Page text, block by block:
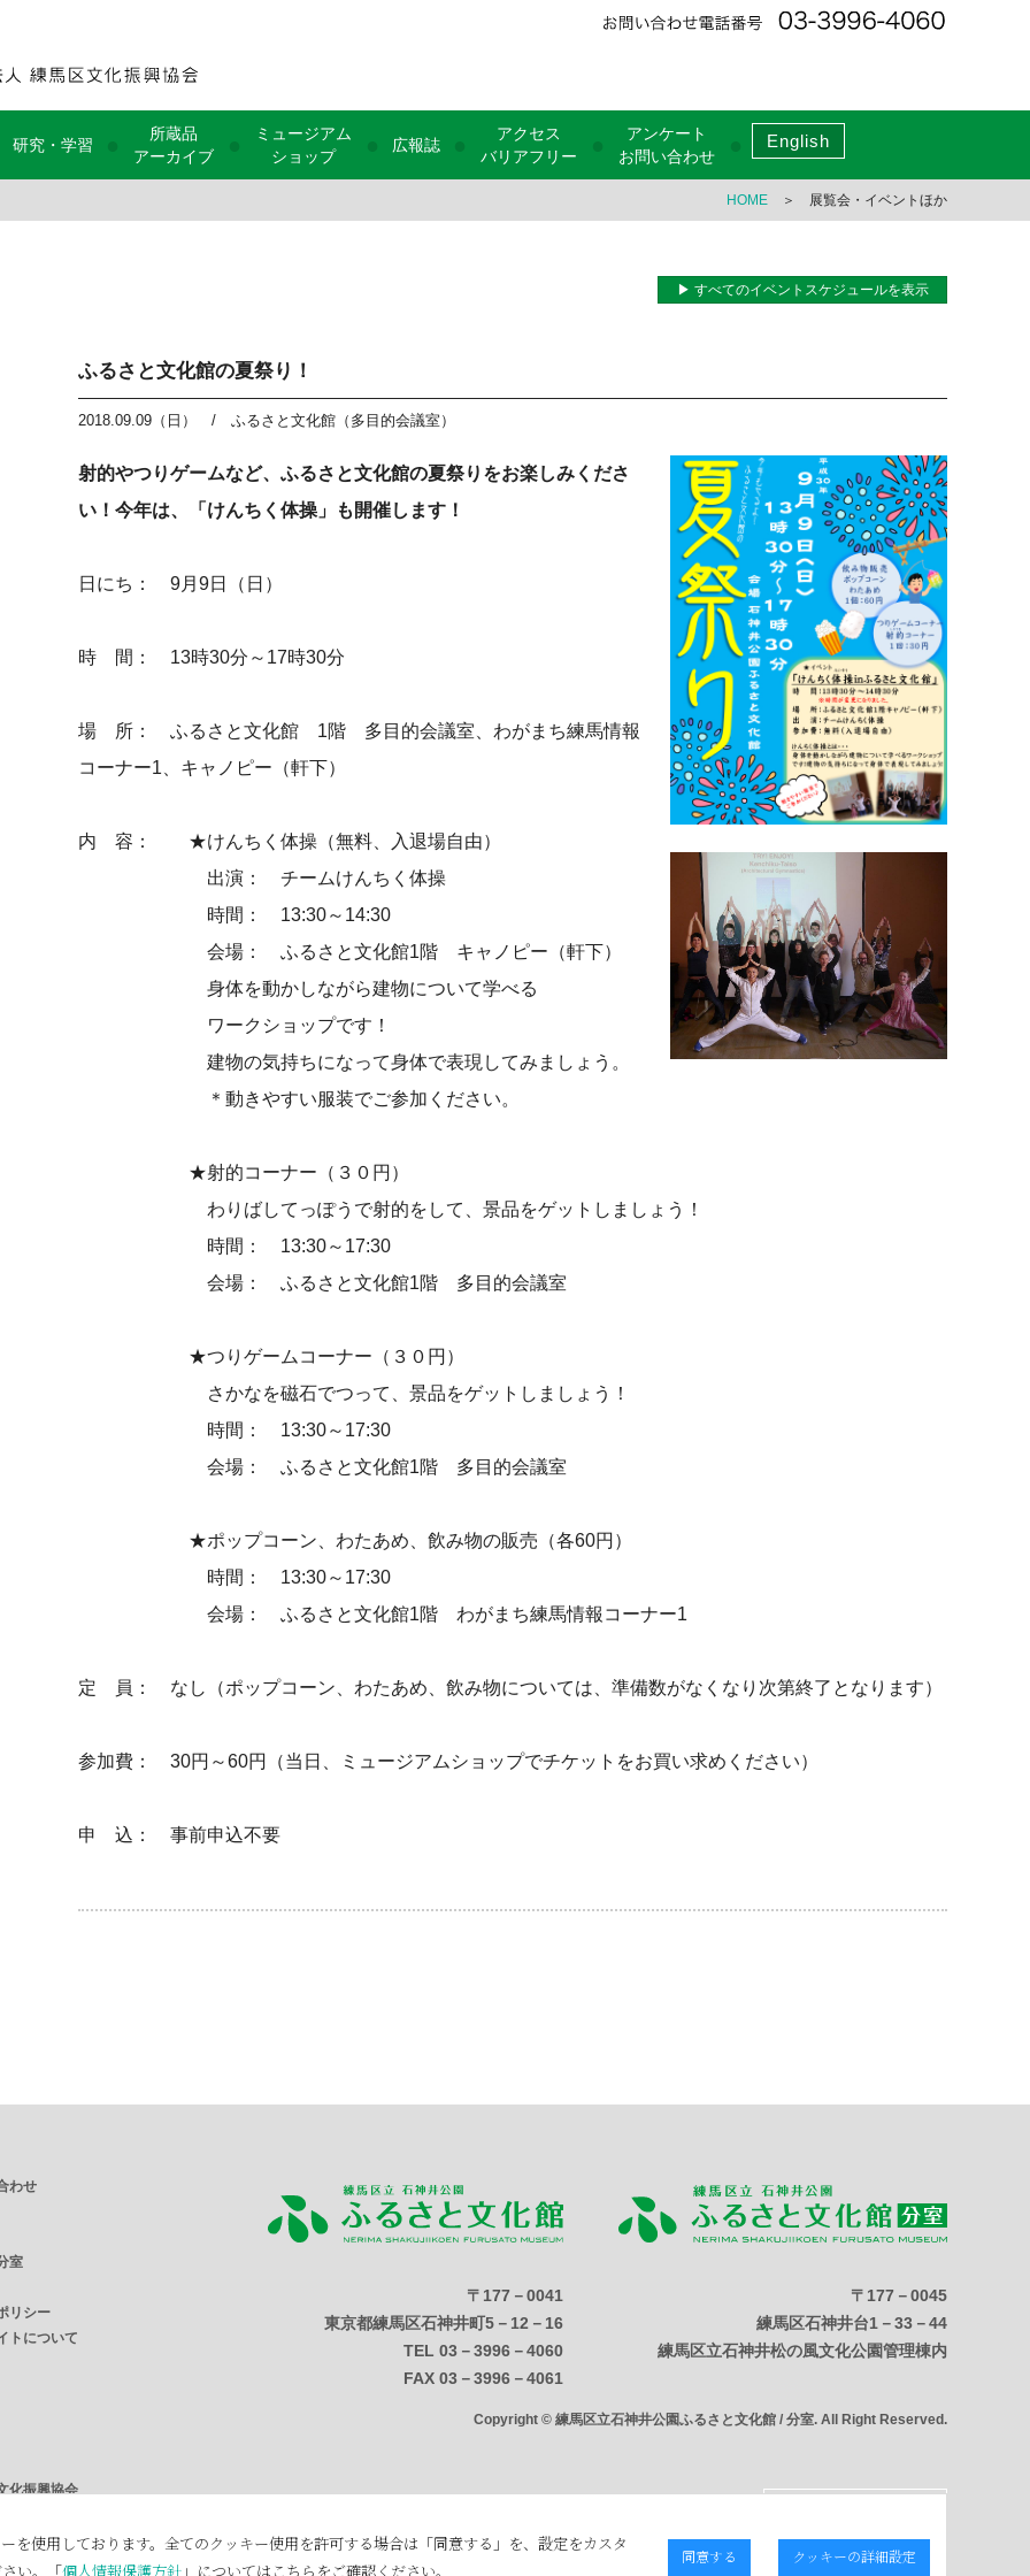
研究・学習
所蔵品
アーカイブ
ミュージアム
ショップ
広報誌
アクセス
バリアフリー
アンケート
お問い合わせ
English
HOME ＞ 展覧会・イベントほか
▶ すべてのイベントスケジュールを表示
ふるさと文化館の夏祭り！
2018.09.09（日） / ふるさと文化館（多目的会議室）
射的やつりゲームなど、ふるさと文化館の夏祭りをお楽しみくださ
い！今年は、「けんちく体操」も開催します！
日にち： 9月9日（日）
時 間： 13時30分～17時30分
場 所： ふるさと文化館 1階 多目的会議室、わがまち練馬情報
コーナー1、キャノピー（軒下）
内 容： ★けんちく体操（無料、入退場自由）
出演： チームけんちく体操
時間： 13:30～14:30
会場： ふるさと文化館1階 キャノピー（軒下）
身体を動かしながら建物について学べる
ワークショップです！
建物の気持ちになって身体で表現してみましょう。
＊動きやすい服装でご参加ください。
★射的コーナー（３０円）
わりばしてっぽうで射的をして、景品をゲットしましょう！
時間： 13:30～17:30
会場： ふるさと文化館1階 多目的会議室
★つりゲームコーナー（３０円）
さかなを磁石でつって、景品をゲットしましょう！
時間： 13:30～17:30
会場： ふるさと文化館1階 多目的会議室
★ポップコーン、わたあめ、飲み物の販売（各60円）
時間： 13:30～17:30
会場： ふるさと文化館1階 わがまち練馬情報コーナー1
定 員： なし（ポップコーン、わたあめ、飲み物については、準備数がなくなり次第終了となります）
参加費： 30円～60円（当日、ミュージアムショップでチケットをお買い求めください）
申 込： 事前申込不要
わせ
室
リシー
トについて
化振興協会
りあホール
〒177－0045
練馬区石神井台1－33－44
練馬区立石神井松の風文化公園管理棟内
〒177－0041
東京都練馬区石神井町5－12－16
TEL 03－3996－4060
FAX 03－3996－4061
Copyright © 練馬区立石神井公園ふるさと文化館 / 分室. All Right Reserved.
を使用しております。全てのクッキー使用を許可する場合は「同意する」を、設定をカスタ
い。「個人情報保護方針 」についてはこちらをご確認ください。
同意する クッキーの詳細設定